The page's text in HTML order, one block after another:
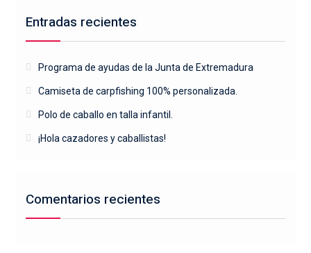
Entradas recientes
Programa de ayudas de la Junta de Extremadura
Camiseta de carpfishing 100% personalizada.
Polo de caballo en talla infantil.
¡Hola cazadores y caballistas!
Comentarios recientes